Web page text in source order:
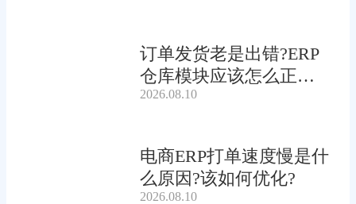
订单发货老是出错?ERP
仓库模块应该怎么正确
使用?
2026.08.10
电商ERP打单速度慢是什
么原因?该如何优化?
2026.08.10